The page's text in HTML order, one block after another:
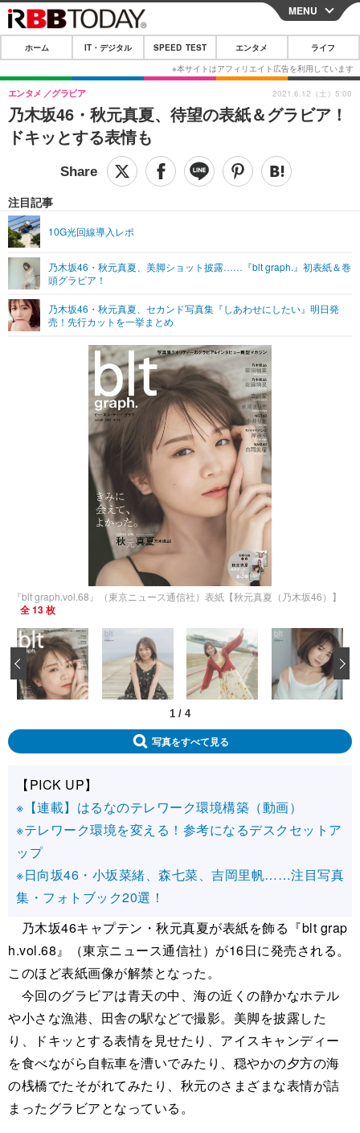
CLOSE
ホーム
IT・デジタル
IT・デジタルTOP スマートフォン
ネタ
ショッピング その他
SPEED TEST
エンタメTOP 映画・ドラマ
グラビア
ショッピング その他
ライフTOP
その他
リリース一覧
プッシュ通知の停止方法
MENU
ホーム IT・デジタル SPEED TEST エンタメ ライフ
乃木坂46・秋元真夏、待望の表紙＆グラビア！
ドキッとする表情も
エンタメ グラビア
注目記事
10G光回線導入レポ
乃木坂46・秋元真夏、美脚ショット披露……『blt graph.』初表紙＆巻
頭グラビア！
乃木坂46・秋元真夏、セカンド写真集『しあわせにしたい』明日発
売！先行カットを一挙まとめ
2021.6.12（土）5:00
『blt graph.vol.68』（東京ニュース通信社）表紙【秋元真夏（乃木坂46）】
全 13 枚
1 / 4
‹
写真をすべて見る
【PICK UP】
※【連載】はるなのテレワーク環境構築（動画）
※テレワーク環境を変える！参考になるデスクセットア
ップ
※日向坂46・小坂菜緒、森七菜、吉岡里帆……注目写真
集・フォトブック20選！
乃木坂46キャプテン・秋元真夏が表紙を飾る『blt grap
h.vol.68』（東京ニュース通信社）が16日に発売される。
このほど表紙画像が解禁となった。
今回のグラビアは青天の中、海の近くの静かなホテル
や小さな漁港、田舎の駅などで撮影。美脚を披露した
り、ドキッとする表情を見せたり、アイスキャンディー
を食べながら自転車を漕いでみたり、穏やかの夕方の海
の桟橋でたそがれてみたり、秋元のさまざまな表情が詰
まったグラビアとなっている。